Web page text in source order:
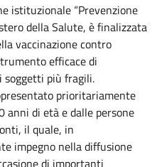
istituzionale “Prevenzione
della Salute, è finalizzata
vaccinazione contro
efficace di
soggetti più fragili.
prioritariamente
anni di età e dalle persone
il quale, in
impegno nella diffusione
di importanti